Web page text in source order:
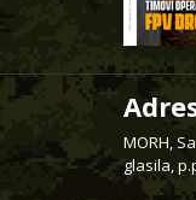
MORH,
glasila,